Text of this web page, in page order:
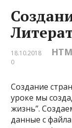
18.10.2018
0
Создание
уроке мы
жизнь”.
данные с